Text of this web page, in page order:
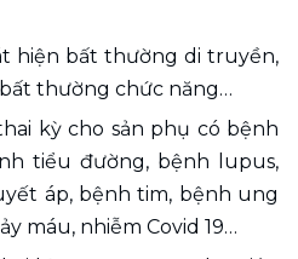
hiện bất thường di truyền,
thường chức năng…
kỳ cho sản phụ có bệnh
tiểu đường, bệnh lupus,
áp, bệnh tim, bệnh ung
máu, nhiễm Covid 19…